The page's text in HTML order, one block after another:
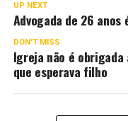
UP NEXT
Advogada de 26 anos
DON'T MISS
Igreja não é
que esperava filho